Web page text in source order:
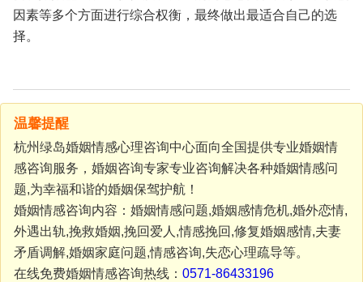
因素等多个方面进行综合权衡，最终做出最适合自己的选
择。
温馨提醒
杭州绿岛婚姻情感心理咨询中心面向全国提供专业婚姻情
感咨询服务，婚姻咨询专家专业咨询解决各种婚姻情感问
题,为幸福和谐的婚姻保驾护航！
婚姻情感咨询内容：婚姻情感问题,婚姻感情危机,婚外恋情,
外遇出轨,挽救婚姻,挽回爱人,情感挽回,修复婚姻感情,夫妻
矛盾调解,婚姻家庭问题,情感咨询,失恋心理疏导等。
在线免费婚姻情感咨询热线： 0571-86433196